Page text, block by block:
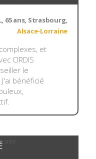
65 ans, Strasbourg,
Alsace-Lorraine
et
CIRDIS
le
bénéficié